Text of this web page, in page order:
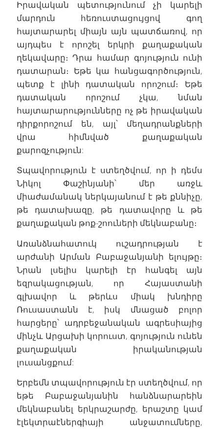
Իրավական պետությունում չի կարելի
մարդուն հեռուստացույցով գող
հայտարարել միայն այն պատճառով, որ
այդպես է որոշել երկրի քաղաքական
ղեկավարը։ Դրա համար գոյություն ունի
դատարան։ Եթե կա հանցագործություն,
պետք է լինի դատական որոշում։ Եթե
դատական որոշում չկա, նման
հայտարարությունները ոչ թե իրավական
դիրքորոշում են, այլ՝ մեղադրանքների
վրա հիմնված քաղաքական
քարոզչություն:
Տպավորություն է ստեղծվում, որ ի դեմս
Նիկոլ Փաշինյանի՝ մեր առջև
միաժամանակ ներկայանում է թե քննիչը,
թե դատախազը, թե դատավորը և թե
քաղաքական թոք-շոուների մեկնաբանը։
Առանձնահատուկ ուշադրության է
արժանի Արման Բաբաջանյանի ելույթը։
Նրան լսելիս կարելի էր հանգել այն
եզրակացության, որ Հայաստանի
գլխավոր և թերևս միակ խնդիրը
Ռուսաստանն է, իսկ մնացած բոլոր
հարցերը՝ ադրբեջանական ագրեսիայից
մինչև Արցախի կորուստ, գոյություն ունեն
քաղաքական իրականության
լուսանցքում:
Երբեմն տպավորություն էր ստեղծվում, որ
եթե Բաբաջանյանին հանձնարարեին
մեկնաբանել երկրաշարժը, երաշտը կամ
էլեկտրաէներգիայի անջատումները,